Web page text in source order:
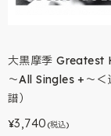
大黒摩季 Greatest
～All Singles +～＜
譜）
¥3,740 (税込)